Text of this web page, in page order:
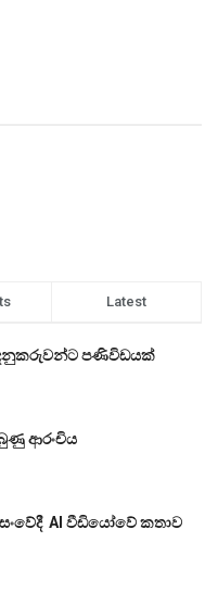
Latest
පණිවිඩයක්
ආරංචිය
AI වීඩියෝවේ කතාව